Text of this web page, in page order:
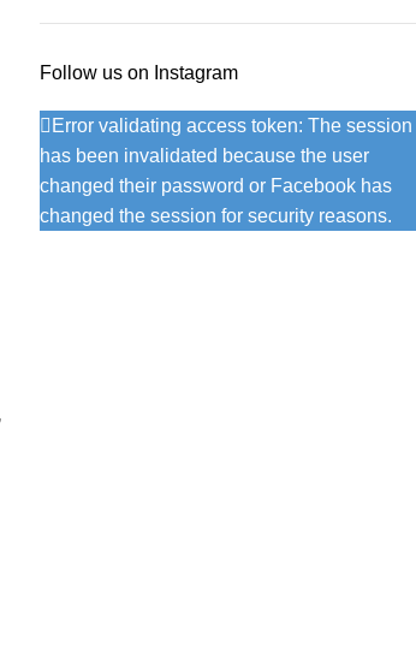
Follow us on Instagram
Error validating access token: The session
has been invalidated because the user
changed their password or Facebook has
changed the session for security reasons.